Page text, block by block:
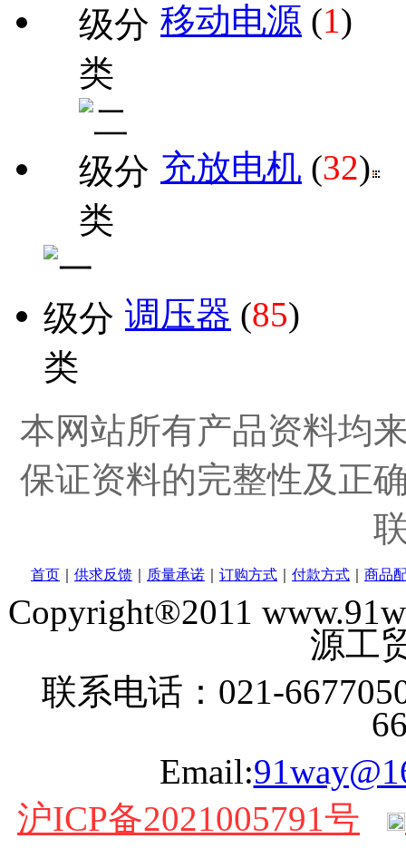
移动电源 (1)
充放电机 (32)
调压器 (85)
本网站所有产品资料均
保证资料的完整性及正
首页 供求反馈 质量承诺 订购方式 付款方式 商品
Copyright®2011
源工
联系电话：021-
Email:
沪ICP备2021005791号